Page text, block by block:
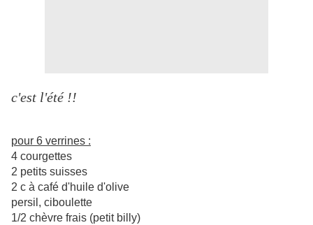
c'est l'été !!
pour 6 verrines :
4 courgettes
2 petits suisses
2 c à café d'huile d'olive
persil, ciboulette
1/2 chèvre frais (petit billy)